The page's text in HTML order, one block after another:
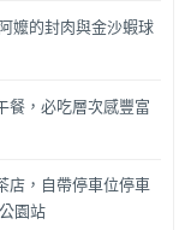
嬤的封肉與金沙蝦球
餐，必吃層次感豐富
店，自帶停車位停車
園站